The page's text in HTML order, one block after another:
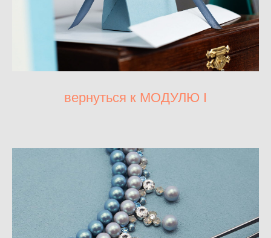
вернуться к МОДУЛЮ I